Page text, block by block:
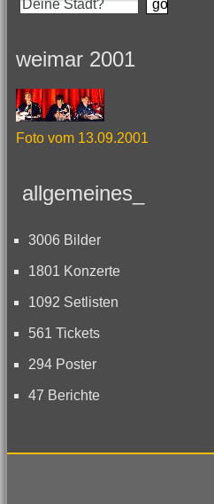
weimar 2001
Foto vom 13.09.2001
allgemeines_
3006 Bilder
1801 Konzerte
1092 Setlisten
561 Tickets
294 Poster
47 Berichte